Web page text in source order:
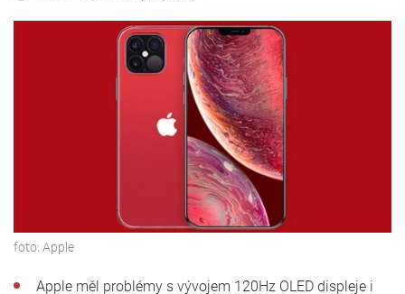
foto: Apple
Apple měl problémy s vývojem 120Hz OLED displeje i